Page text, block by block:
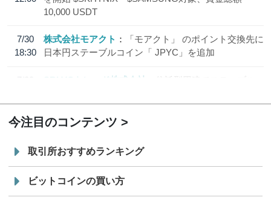
10,000 USDT
7/30
18:30
株式会社モアクト
「モアクト」 のポイント交換先に
日本円ステーブルコイン「 JPYC」を追加
7/29
SBI VCトレード株式会社
信託型円建てステーブル
今注目のコンテンツ
取引所おすすめランキング
ビットコインの買い方